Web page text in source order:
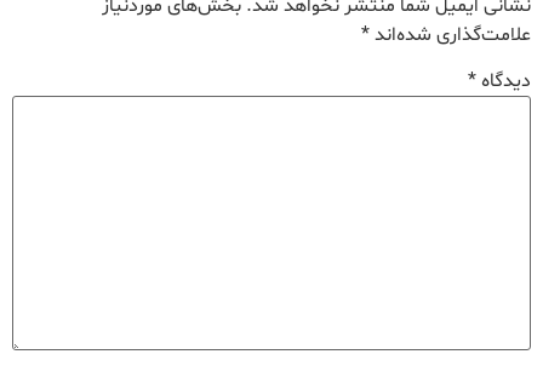
نشانی ایمیل شما منتشر نخواهد شد. بخش‌های موردنیاز
علامت‌گذاری شده‌اند*
دیدگاه*